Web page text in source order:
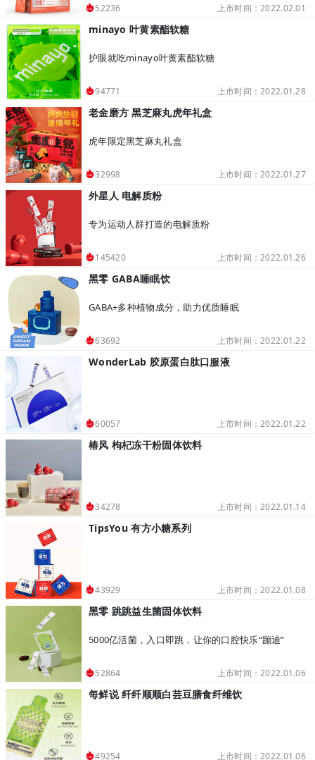
52236 上市时间：2022.02.01
minayo 叶黄素酯软糖
护眼就吃minayo叶黄素酯软糖
94771 上市时间：2022.01.28
老金磨方 黑芝麻丸虎年礼盒
虎年限定黑芝麻丸礼盒
32998 上市时间：2022.01.27
外星人 电解质粉
专为运动人群打造的电解质粉
145420 上市时间：2022.01.26
黑零 GABA睡眠饮
GABA+多种植物成分，助力优质睡眠
63692 上市时间：2022.01.22
WonderLab 胶原蛋白肽口服液
60057 上市时间：2022.01.22
椿风 枸杞冻干粉固体饮料
34278 上市时间：2022.01.14
TipsYou 有方小糖系列
43929 上市时间：2022.01.08
黑零 跳跳益生菌固体饮料
5000亿活菌，入口即跳，让你的口腔快乐“蹦迪”
52864 上市时间：2022.01.06
每鲜说 纤纤顺顺白芸豆膳食纤维饮
49254 上市时间：2022.01.06